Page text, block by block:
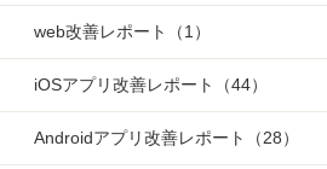
web改善レポート （1）
iOSアプリ改善レポート （44）
Androidアプリ改善レポート （28）